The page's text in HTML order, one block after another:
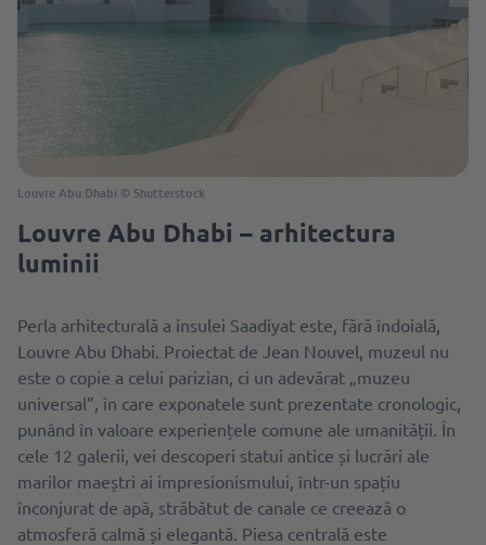
Louvre Abu Dhabi © Shutterstock
Louvre Abu Dhabi – arhitectura
luminii
Perla arhitecturală a insulei Saadiyat este, fără îndoială,
Louvre Abu Dhabi. Proiectat de Jean Nouvel, muzeul nu
este o copie a celui parizian, ci un adevărat „muzeu
universal”, în care exponatele sunt prezentate cronologic,
punând în valoare experiențele comune ale umanității. În
cele 12 galerii, vei descoperi statui antice și lucrări ale
marilor maeștri ai impresionismului, într-un spațiu
înconjurat de apă, străbătut de canale ce creează o
atmosferă calmă și elegantă. Piesa centrală este